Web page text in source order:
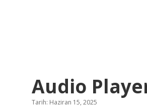
Audio
Tarih: Haziran 15, 2025